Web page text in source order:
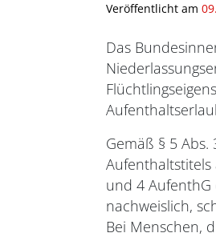
Veröffentlicht am
Das
Gemäß § 5
Aufenthaltstitels
und 4
nachweislich,
Bei Menschen,